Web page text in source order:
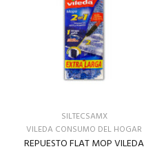
SILTECSAMX
VILEDA CONSUMO DEL HOGAR
REPUESTO FLAT MOP VILEDA